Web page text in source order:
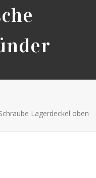
Lagerdeckel oben